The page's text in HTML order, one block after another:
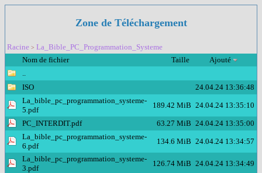
Zone de Téléchargement
Racine > La_Bible_PC_Programmation_Systeme
Nom de fichier
Taille
Ajouté
..
ISO
24.04.24 13:36:48
La_bible_pc_programmation_systeme-
5.pdf
189.42 MiB 24.04.24 13:35:10
PC_INTERDIT.pdf 63.27 MiB 24.04.24 13:35:00
La_bible_pc_programmation_systeme-
6.pdf
134.6 MiB 24.04.24 13:34:57
La_bible_pc_programmation_systeme-
3.pdf
126.74 MiB 24.04.24 13:34:49